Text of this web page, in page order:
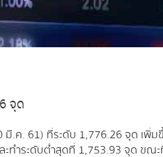
จุด
.ค. 61) ที่ระดับ 1,776.26 จุด เพิ่
ทำระดับต่ำสุดที่ 1,753.93 จุด ขณ